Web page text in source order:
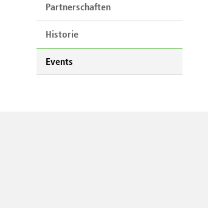
Partnerschaften
Historie
Events